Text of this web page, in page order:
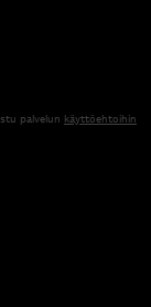
palvelun käyttöehtoihin